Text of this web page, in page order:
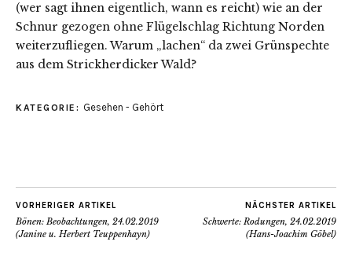
(wer sagt ihnen eigentlich, wann es reicht) wie an der
Schnur gezogen ohne Flügelschlag Richtung Norden
weiterzufliegen. Warum „lachen“ da zwei Grünspechte
aus dem Strickherdicker Wald?
KATEGORIE: Gesehen - Gehört
VORHERIGER ARTIKEL
Bönen: Beobachtungen, 24.02.2019
(Janine u. Herbert Teuppenhayn)
NÄCHSTER ARTIKEL
Schwerte: Rodungen, 24.02.2019
(Hans-Joachim Göbel)